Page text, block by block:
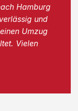
Hamburg
und
Umzug
Vielen